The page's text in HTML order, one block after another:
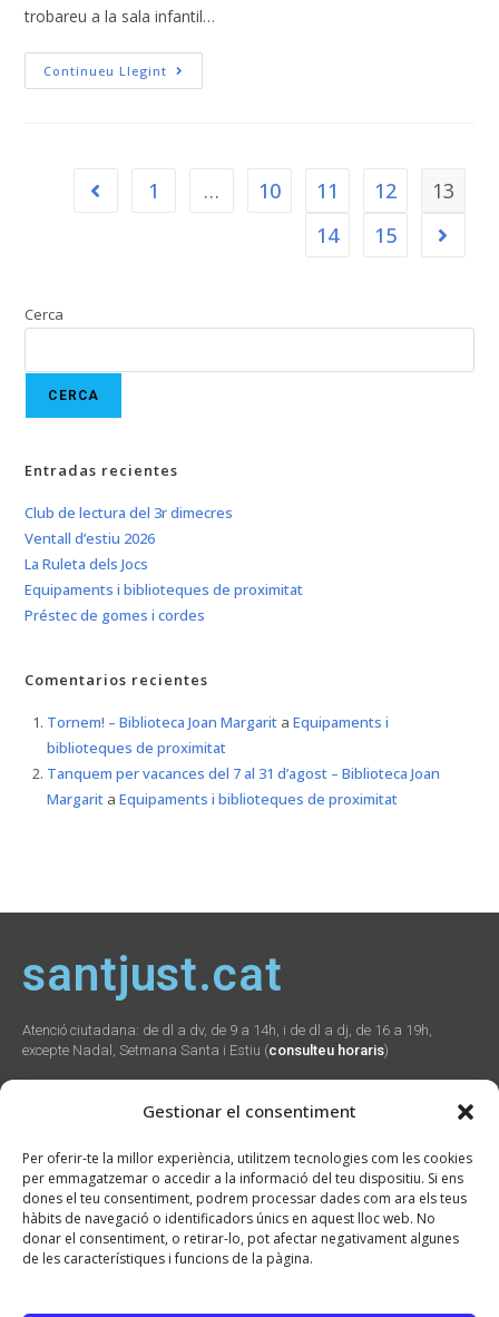
Gestionar el consentiment
Per oferir-te la millor experiència, utilitzem tecnologies com les cookies
per emmagatzemar o accedir a la informació del teu dispositiu. Si ens
dones el teu consentiment, podrem processar dades com ara els teus
hàbits de navegació o identificadors únics en aquest lloc web. No
donar el consentiment, o retirar-lo, pot afectar negativament algunes
de les característiques i funcions de la pàgina.
trobareu a la sala infantil…
Continueu Llegint
1 … 10 11 12
13
14
15
Cerca
CERCA
Entradas recientes
Club de lectura del 3r dimecres
Ventall d’estiu 2026
La Ruleta dels Jocs
Equipaments i biblioteques de proximitat
Préstec de gomes i cordes
Comentarios recientes
Tornem! – Biblioteca Joan Margarit aEquipaments i
biblioteques de proximitat
Tanquem per vacances del 7 al 31 d’agost – Biblioteca Joan
Margarit aEquipaments i biblioteques de proximitat
santjust.cat
Atenció ciutadana: de dl a dv, de 9 a 14h, i de dl a dj, de 16 a 19h,
excepte Nadal, Setmana Santa i Estiu (consulteu horaris)
Social
Webs
municipals
Promunsa
Promoció Econòmica
seu.cat
Contacte
Plaça Verdaguer, 2
Sant Just Desvern,
08960
934 804 800